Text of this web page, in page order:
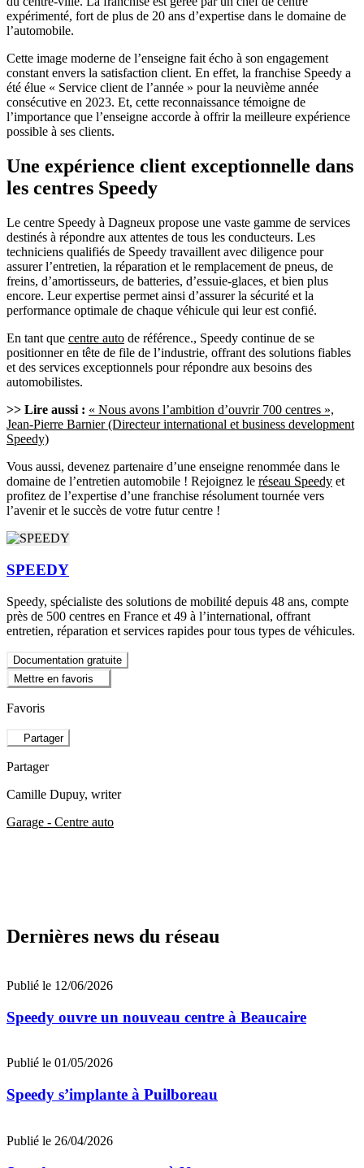
expérimenté, fort de plus de 20 ans d’expertise dans le domaine de
l’automobile.
Cette image moderne de l’enseigne fait écho à son engagement
constant envers la satisfaction client. En effet, la franchise Speedy a
été élue « Service client de l’année » pour la neuvième année
consécutive en 2023. Et, cette reconnaissance témoigne de
l’importance que l’enseigne accorde à offrir la meilleure expérience
possible à ses clients.
Une expérience client exceptionnelle dans
les centres Speedy
Le centre Speedy à Dagneux propose une vaste gamme de services
destinés à répondre aux attentes de tous les conducteurs. Les
techniciens qualifiés de Speedy travaillent avec diligence pour
assurer l’entretien, la réparation et le remplacement de pneus, de
freins, d’amortisseurs, de batteries, d’essuie-glaces, et bien plus
encore. Leur expertise permet ainsi d’assurer la sécurité et la
performance optimale de chaque véhicule qui leur est confié.
En tant que centre auto de référence., Speedy continue de se
positionner en tête de file de l’industrie, offrant des solutions fiables
et des services exceptionnels pour répondre aux besoins des
automobilistes.
>> Lire aussi : « Nous avons l’ambition d’ouvrir 700 centres »,
Jean-Pierre Barnier (Directeur international et business development
Speedy)
Vous aussi, devenez partenaire d’une enseigne renommée dans le
domaine de l’entretien automobile ! Rejoignez le réseau Speedy et
profitez de l’expertise d’une franchise résolument tournée vers
l’avenir et le succès de votre futur centre !
SPEEDY
Speedy, spécialiste des solutions de mobilité depuis 48 ans, compte
près de 500 centres en France et 49 à l’international, offrant
entretien, réparation et services rapides pour tous types de véhicules.
Documentation gratuite
Mettre en favoris
Favoris
Partager
Partager
Camille Dupuy, writer
Garage - Centre auto
Dernières news du réseau
Publié le 12/06/2026
Speedy ouvre un nouveau centre à Beaucaire
Publié le 01/05/2026
Speedy s’implante à Puilboreau
Publié le 26/04/2026